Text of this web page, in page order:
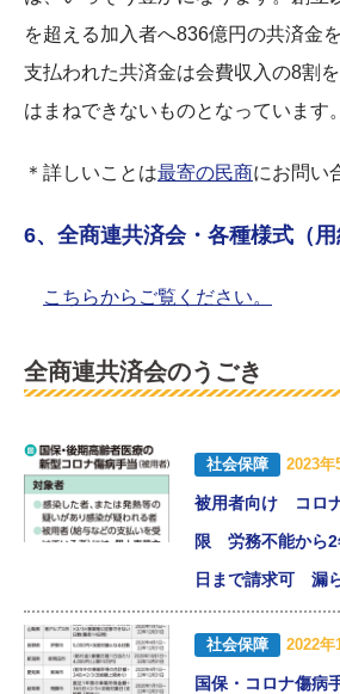
を超える加入者へ836億円の共済金
支払われた共済金は会費収入の8割
はまねできないものとなっています。
＊詳しいことは最寄の民商にお問い
6、全商連共済会・各種様式（
こちらからご覧ください。
全商連共済会のうごき
社会保障 2023年
被用者向け コロ
限 労務不能から
日まで請求可 漏
社会保障 2022年
国保・コロナ傷